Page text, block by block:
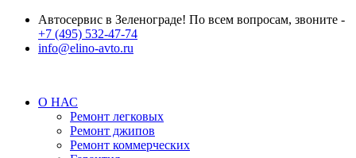
Автосервис в Зеленограде! По всем вопросам, звоните -
+7 (495) 532-47-74
info@elino-avto.ru
О НАС
Ремонт легковых
Ремонт джипов
Ремонт коммерческих